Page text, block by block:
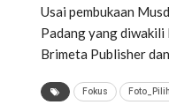
Usai pembukaan
Padang yang
Brimeta Publisher
Fokus